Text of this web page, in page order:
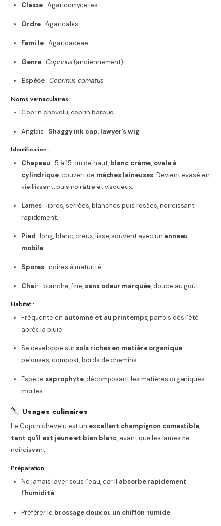
Classe : Agaricomycetes
Ordre : Agaricales
Famille : Agaricaceae
Genre :Coprinus (anciennement)
Espèce :Coprinus comatus
Noms vernaculaires :
Coprin chevelu, coprin barbue
Anglais : Shaggy ink cap, lawyer’s wig
Identification :
Chapeau : 5 à 15 cm de haut, blanc crème, ovale à
cylindrique, couvert de mèches laineuses. Devient évasé en
vieillissant, puis noirâtre et visqueux.
Lames : libres, serrées, blanches puis rosées, noircissant
rapidement.
Pied : long, blanc, creux, lisse, souvent avec un anneau
mobile.
Spores : noires à maturité.
Chair : blanche, fine, sans odeur marquée, douce au goût.
Habitat :
Fréquente en automne et au printemps, parfois dès l’été
après la pluie.
Se développe sur sols riches en matière organique :
pelouses, compost, bords de chemins.
Espèce saprophyte, décomposant les matières organiques
mortes.
Usages culinaires
Le Coprin chevelu est un excellent champignon comestible,
tant qu’il est jeune et bien blanc, avant que les lames ne
noircissent.
Préparation :
Ne jamais laver sous l’eau, car il absorbe rapidement
l’humidité.
Préférer le brossage doux ou un chiffon humide.